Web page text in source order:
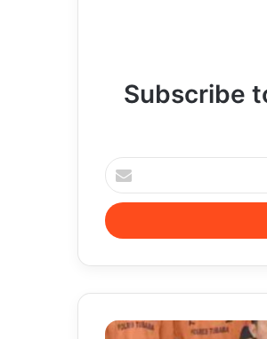
Subscribe
Enter
your
Email
address